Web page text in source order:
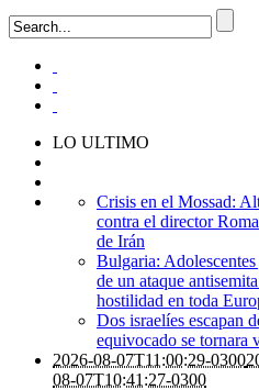
LO ULTIMO
Crisis en el Mossad:
contra el director
de Irán
Bulgaria:
de un ataque
hostilidad en toda
Dos israelíes escapan
equivocado se tornara
2026-08-07T11:00:29-0300
08-07T10:41:27-0300